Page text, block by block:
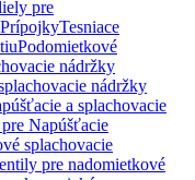
pre
Tesniace
Podomietkové
nádržky
nádržky
a splachovacie
Napúšťacie
splachovacie
pre nadomietkové